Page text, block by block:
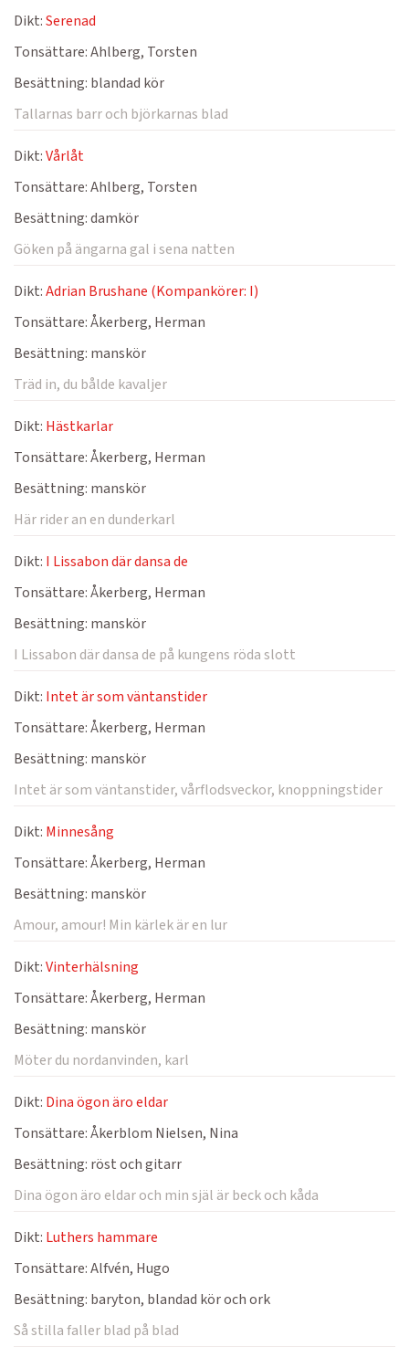
Dikt:Serenad
Tonsättare:Ahlberg, Torsten
Besättning: blandad kör
Tallarnas barr och björkarnas blad
Dikt:Vårlåt
Tonsättare:Ahlberg, Torsten
Besättning:damkör
Göken på ängarna gal i sena natten
Dikt:Adrian Brushane (Kompankörer: I)
Tonsättare:Åkerberg, Herman
Besättning: manskör
Träd in, du bålde kavaljer
Dikt: Hästkarlar
Tonsättare:Åkerberg, Herman
Besättning: manskör
Här rider an en dunderkarl
Dikt: I Lissabon där dansa de
Tonsättare:Åkerberg, Herman
Besättning: manskör
I Lissabon där dansa de på kungens röda slott
Dikt: Intet är som väntanstider
Tonsättare:Åkerberg, Herman
Besättning: manskör
Intet är som väntanstider, vårflodsveckor, knoppningstider
Dikt: Minnesång
Tonsättare:Åkerberg, Herman
Besättning: manskör
Amour, amour! Min kärlek är en lur
Dikt:Vinterhälsning
Tonsättare:Åkerberg, Herman
Besättning: manskör
Möter du nordanvinden, karl
Dikt: Dina ögon äro eldar
Tonsättare:Åkerblom Nielsen, Nina
Besättning: röst och gitarr
Dina ögon äro eldar och min själ är beck och kåda
Dikt: Luthers hammare
Tonsättare:Alfvén, Hugo
Besättning: baryton, blandad kör och ork
Så stilla faller blad på blad